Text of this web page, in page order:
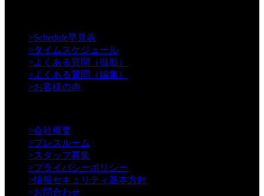
>Schedule早見表
>タイムスケジュール
>よくある質問（撮影）
>よくある質問（編集）
>お客様の声
>会社概要
>プレスルーム
>スタッフ募集
>プライバシーポリシー
>情報セキュリティ基本方針
>お問合わせ